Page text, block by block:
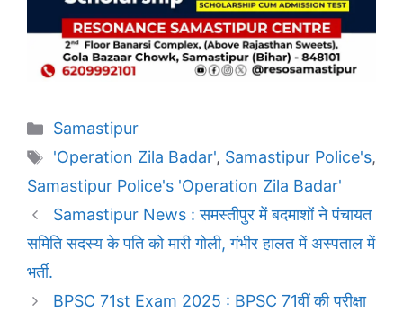
Categories
Samastipur
Tags
'Operation Zila Badar', Samastipur Police's,
Samastipur Police's 'Operation Zila Badar'
Samastipur News : समस्तीपुर में बदमाशों ने पंचायत
समिति सदस्य के पति को मारी गोली, गंभीर हालत में अस्पताल में
भर्ती.
BPSC 71st Exam 2025 : BPSC 71वीं की परीक्षा